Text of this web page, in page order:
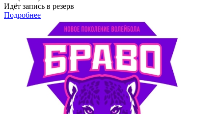
Идёт запись в резерв
Подробнее